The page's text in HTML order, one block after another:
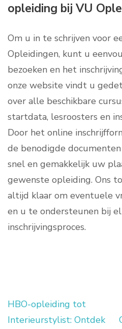
opleiding bij VU
Om u in te schrijven voor
Opleidingen, kunt u
bezoeken en het
onze website vindt u
over alle beschikbare
startdata, lesroosters en
Door het online
de benodigde
snel en gemakkelijk uw
gewenste opleiding. Ons
altijd klaar om eventuele
en u te ondersteunen bij
inschrijvingsproces.
Berichtnavigatie
HBO-opleiding tot
Interieurstylist: Ontdek